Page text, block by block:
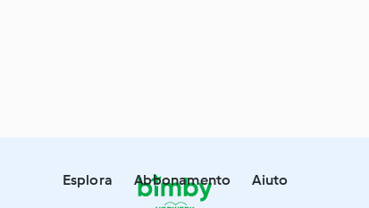
Esplora Abbonamento Aiuto